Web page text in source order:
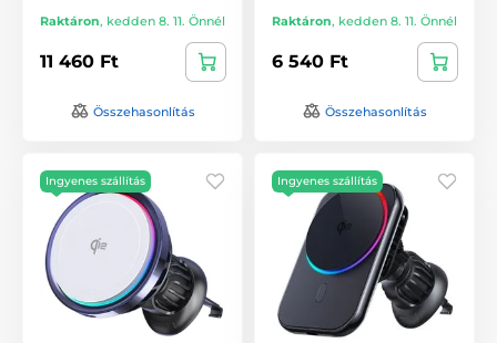
Raktáron, kedden 8. 11. Önnél
11 460 Ft
Összehasonlítás
Raktáron, kedden 8. 11. Önnél
6 540 Ft
Összehasonlítás
Ingyenes szállítás Ingyenes szállítás